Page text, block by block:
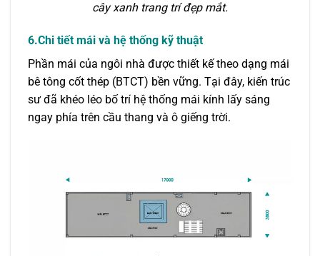
cây xanh trang trí đẹp mắt.
6.Chi tiết mái và hệ thống kỹ thuật
Phần mái của ngôi nhà được thiết kế theo dạng mái
bê tông cốt thép (BTCT) bền vững. Tại đây, kiến trúc
sư đã khéo léo bố trí hệ thống mái kính lấy sáng
ngay phía trên cầu thang và ô giếng trời.